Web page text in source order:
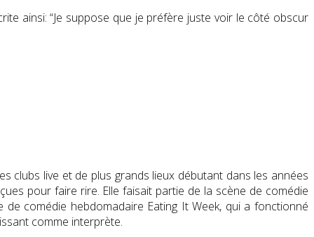
ainsi: “Je suppose que je préfère juste voir le côté obscur
clubs live et de plus grands lieux débutant dans les années
pour faire rire. Elle faisait partie de la scène de comédie
comédie hebdomadaire Eating It Week, qui a fonctionné
comme interprète.